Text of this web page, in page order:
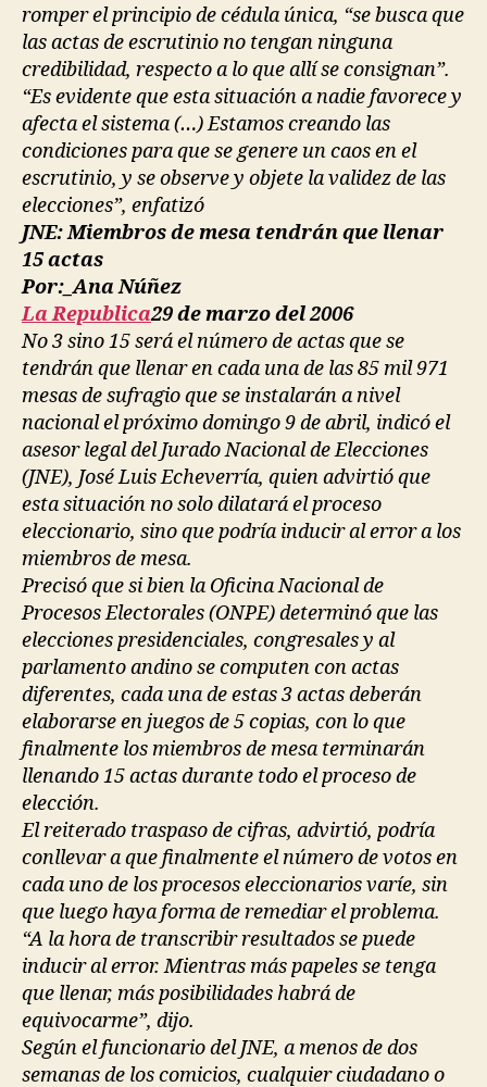
romper el principio de cédula única, “se busca que
las actas de escrutinio no tengan ninguna
credibilidad, respecto a lo que allí se consignan”.
“Es evidente que esta situación a nadie favorece y
afecta el sistema (…) Estamos creando las
condiciones para que se genere un caos en el
escrutinio, y se observe y objete la validez de las
elecciones”, enfatizó
JNE: Miembros de mesa tendrán que llenar
15 actas
Por:_Ana Núñez
La Republica29 de marzo del 2006
No 3 sino 15 será el número de actas que se
tendrán que llenar en cada una de las 85 mil 971
mesas de sufragio que se instalarán a nivel
nacional el próximo domingo 9 de abril, indicó el
asesor legal del Jurado Nacional de Elecciones
(JNE), José Luis Echeverría, quien advirtió que
esta situación no solo dilatará el proceso
eleccionario, sino que podría inducir al error a los
miembros de mesa.
Precisó que si bien la Oficina Nacional de
Procesos Electorales (ONPE) determinó que las
elecciones presidenciales, congresales y al
parlamento andino se computen con actas
diferentes, cada una de estas 3 actas deberán
elaborarse en juegos de 5 copias, con lo que
finalmente los miembros de mesa terminarán
llenando 15 actas durante todo el proceso de
elección.
El reiterado traspaso de cifras, advirtió, podría
conllevar a que finalmente el número de votos en
cada uno de los procesos eleccionarios varíe, sin
que luego haya forma de remediar el problema.
“A la hora de transcribir resultados se puede
inducir al error. Mientras más papeles se tenga
que llenar, más posibilidades habrá de
equivocarme”, dijo.
Según el funcionario del JNE, a menos de dos
semanas de los comicios, cualquier ciudadano o